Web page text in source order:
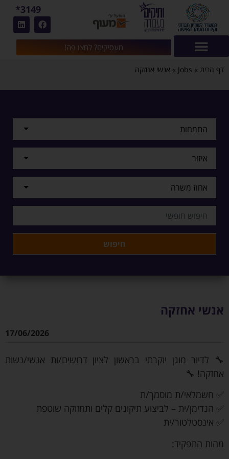
מעסיקים? לחצו פה!
3149*
דף הבית »
Jobs
» אנשי אחזקה
התמחות
איזור
אחוז משרה
אנשי אחזקה
17/06/2026
🔧 לדיור מוגן יוקרתי בראשון לציון דרושים/ות אנשי/נשות
אחזקה! 🔧
✅ חשמלאי/ת מוסמך/ת
✅ הנדימן/ית – לביצוע תיקונים קלים ותחזוקה שוטפת
✅ אינסטלטור/ית
מהות התפקיד: